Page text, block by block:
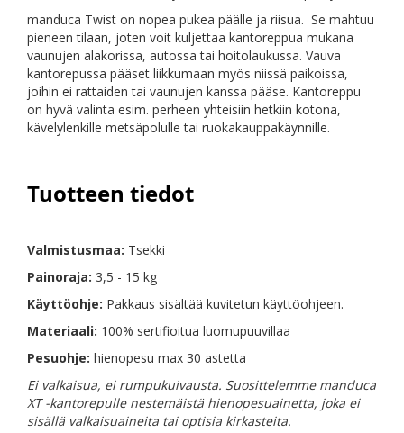
manduca Twist on nopea pukea päälle ja riisua. Se mahtuu
pieneen tilaan, joten voit kuljettaa kantoreppua mukana
vaunujen alakorissa, autossa tai hoitolaukussa. Vauva
kantorepussa pääset liikkumaan myös niissä paikoissa,
joihin ei rattaiden tai vaunujen kanssa pääse. Kantoreppu
on hyvä valinta esim. perheen yhteisiin hetkiin kotona,
kävelylenkille metsäpolulle tai ruokakauppakäynnille.
Tuotteen tiedot
Valmistusmaa: Tsekki
Painoraja: 3,5 - 15 kg
Käyttöohje: Pakkaus sisältää kuvitetun käyttöohjeen.
Materiaali: 100% sertifioitua luomupuuvillaa
Pesuohje: hienopesu max 30 astetta
Ei valkaisua, ei rumpukuivausta. Suosittelemme manduca
XT -kantorepulle nestemäistä hienopesuainetta, joka ei
sisällä valkaisuaineita tai optisia kirkasteita.